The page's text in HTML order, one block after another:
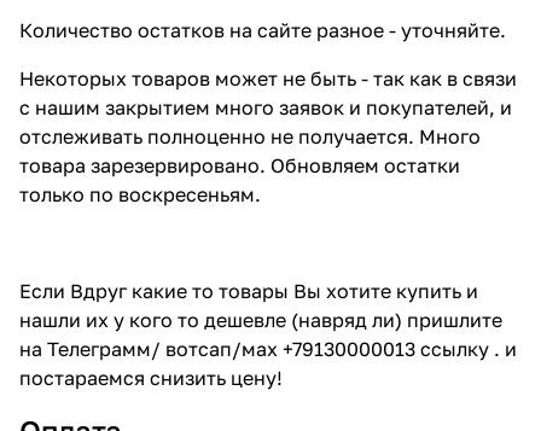
Количество остатков на сайте разное - уточняйте.
Некоторых товаров может не быть - так как в связи
с нашим закрытием много заявок и покупателей, и
отслеживать полноценно не получается. Много
товара зарезервировано. Обновляем остатки
только по воскресеньям.
Если Вдруг какие то товары Вы хотите купить и
нашли их у кого то дешевле (навряд ли) пришлите
на Телеграмм/ вотсап/мах +79130000013 ссылку . и
постараемся снизить цену!